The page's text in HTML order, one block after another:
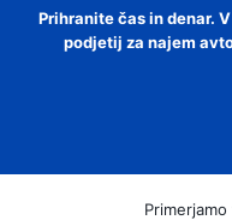
Prihranite čas in denar.
podjetij za najem